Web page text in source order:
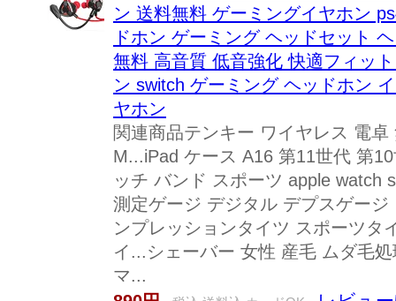
ン 送料無料 ゲーミングイヤホン
ドホン ゲーミング ヘッドセット
無料 高音質 低音強化 快適フィッ
ン switch ゲーミング ヘッドホン
ヤホン
関連商品テンキー ワイヤレス 電
M...iPad ケース A16 第11世代 第
ッチ バンド スポーツ apple watch
測定ゲージ デジタル デプスゲー
ンプレッションタイツ スポーツタ
イ...シェーバー 女性 産毛 ムダ毛
マ...